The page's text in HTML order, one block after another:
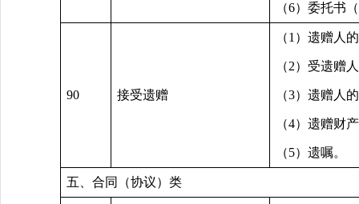
（6）委托书
90 接受遗赠
（1）遗赠人
（2）受遗赠
（3）遗赠人
（4）遗赠财
（5）遗嘱。
五、合同（协议）类